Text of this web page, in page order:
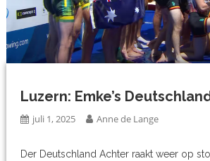
Luzern: Emke’s
juli 1, 2025 Anne de Lange
Der Deutschland Achter raakt weer op